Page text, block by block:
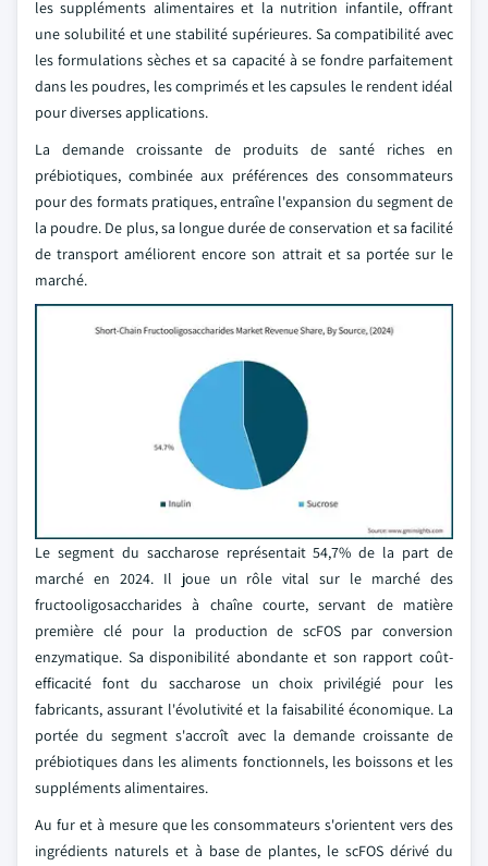
les suppléments alimentaires et la nutrition infantile, offrant
une solubilité et une stabilité supérieures. Sa compatibilité avec
les formulations sèches et sa capacité à se fondre parfaitement
dans les poudres, les comprimés et les capsules le rendent idéal
pour diverses applications.
La demande croissante de produits de santé riches en
prébiotiques, combinée aux préférences des consommateurs
pour des formats pratiques, entraîne l'expansion du segment de
la poudre. De plus, sa longue durée de conservation et sa facilité
de transport améliorent encore son attrait et sa portée sur le
marché.
Le segment du saccharose représentait 54,7% de la part de
marché en 2024. Il joue un rôle vital sur le marché des
fructooligosaccharides à chaîne courte, servant de matière
première clé pour la production de scFOS par conversion
enzymatique. Sa disponibilité abondante et son rapport coût-
efficacité font du saccharose un choix privilégié pour les
fabricants, assurant l'évolutivité et la faisabilité économique. La
portée du segment s'accroît avec la demande croissante de
prébiotiques dans les aliments fonctionnels, les boissons et les
suppléments alimentaires.
Au fur et à mesure que les consommateurs s'orientent vers des
ingrédients naturels et à base de plantes, le scFOS dérivé du